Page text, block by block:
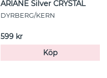
ARIANE Silver CRYSTAL
DYRBERG/KERN
599 kr
Köp